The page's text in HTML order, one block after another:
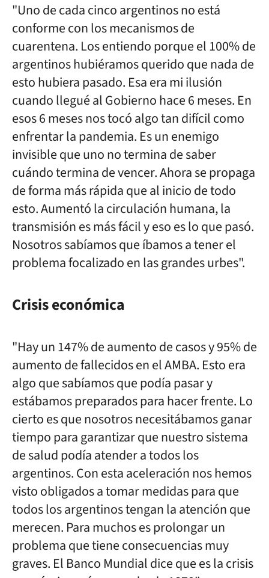
"Uno de cada cinco argentinos no está
conforme con los mecanismos de
cuarentena. Los entiendo porque el 100% de
argentinos hubiéramos querido que nada de
esto hubiera pasado. Esa era mi ilusión
cuando llegué al Gobierno hace 6 meses. En
esos 6 meses nos tocó algo tan difícil como
enfrentar la pandemia. Es un enemigo
invisible que uno no termina de saber
cuándo termina de vencer. Ahora se propaga
de forma más rápida que al inicio de todo
esto. Aumentó la circulación humana, la
transmisión es más fácil y eso es lo que pasó.
Nosotros sabíamos que íbamos a tener el
problema focalizado en las grandes urbes".
Crisis económica
"Hay un 147% de aumento de casos y 95% de
aumento de fallecidos en el AMBA. Esto era
algo que sabíamos que podía pasar y
estábamos preparados para hacer frente. Lo
cierto es que nosotros necesitábamos ganar
tiempo para garantizar que nuestro sistema
de salud podía atender a todos los
argentinos. Con esta aceleración nos hemos
visto obligados a tomar medidas para que
todos los argentinos tengan la atención que
merecen. Para muchos es prolongar un
problema que tiene consecuencias muy
graves. El Banco Mundial dice que es la crisis